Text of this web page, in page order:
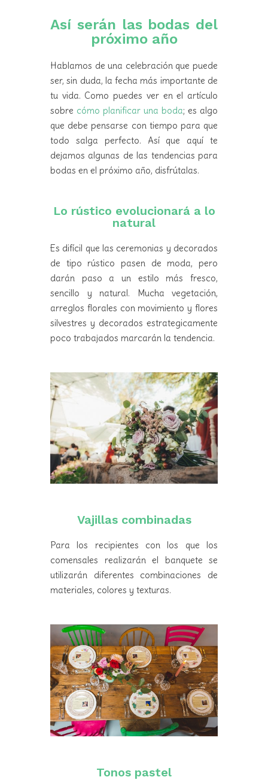
Así serán las bodas del
próximo año
Hablamos de una celebración que puede
ser, sin duda, la fecha más importante de
tu vida. Como puedes ver en el artículo
sobre cómo planificar una boda; es algo
que debe pensarse con tiempo para que
todo salga perfecto. Así que aquí te
dejamos algunas de las tendencias para
bodas en el próximo año, disfrútalas.
Lo rústico evolucionará a lo
natural
Es difícil que las ceremonias y decorados
de tipo rústico pasen de moda, pero
darán paso a un estilo más fresco,
sencillo y natural. Mucha vegetación,
arreglos florales con movimiento y flores
silvestres y decorados estrategicamente
poco trabajados marcarán la tendencia.
Vajillas combinadas
Para los recipientes con los que los
comensales realizarán el banquete se
utilizarán diferentes combinaciones de
materiales, colores y texturas.
Tonos pastel